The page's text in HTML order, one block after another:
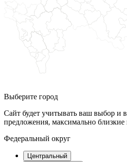
Выберите город
Сайт будет учитывать ваш выбор и
предложения, максимально
Федеральный округ
Центральный